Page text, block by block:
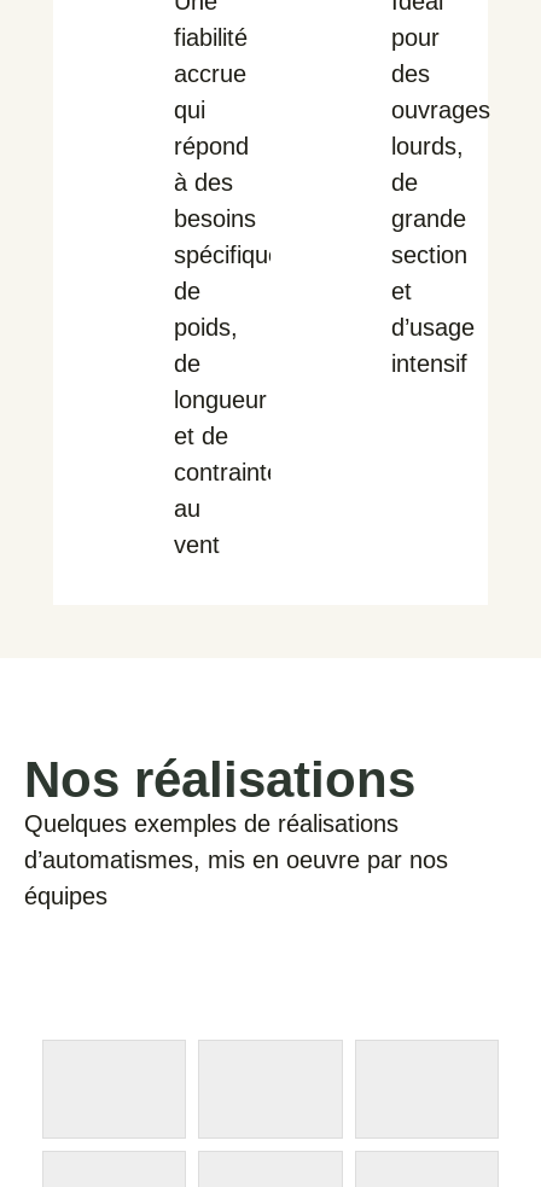
fiabilité
accrue
qui
répond
à des
besoins
spécifiques
de
poids,
de
longueur
et de
contrainte
au
vent
pour
des
ouvrages
lourds,
de
grande
section
et
d’usage
intensif
Nos réalisations
Quelques exemples de réalisations
d’automatismes, mis en oeuvre par nos
équipes